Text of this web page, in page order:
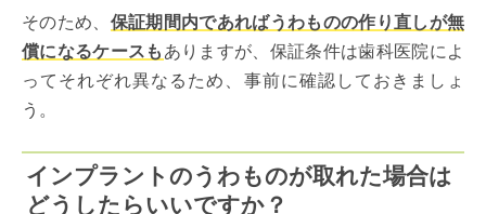
そのため、 保証期間内であればうわものの作り直しが無
償になるケースも ありますが、保証条件は歯科医院によ
ってそれぞれ異なるため、事前に確認しておきましょ
う。
インプラントのうわものが取れた場合は
どうしたらいいですか？